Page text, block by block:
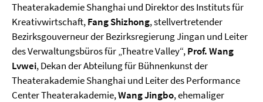
Theaterakademie Shanghai und Direktor des Instituts für
Kreativwirtschaft,Fang Shizhong, stellvertretender
Bezirksgouverneur der Bezirksregierung Jingan und Leiter
des Verwaltungsbüros für „Theatre Valley“,Prof. Wang
Lvwei, Dekan der Abteilung für Bühnenkunst der
Theaterakademie Shanghai und Leiter des Performance
Center Theaterakademie,Wang Jingbo, ehemaliger